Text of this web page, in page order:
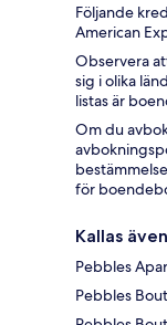
Följande
American
Observera
sig i olika
listas är
Om du
för
Kallas även
Pebbles
Pebbles